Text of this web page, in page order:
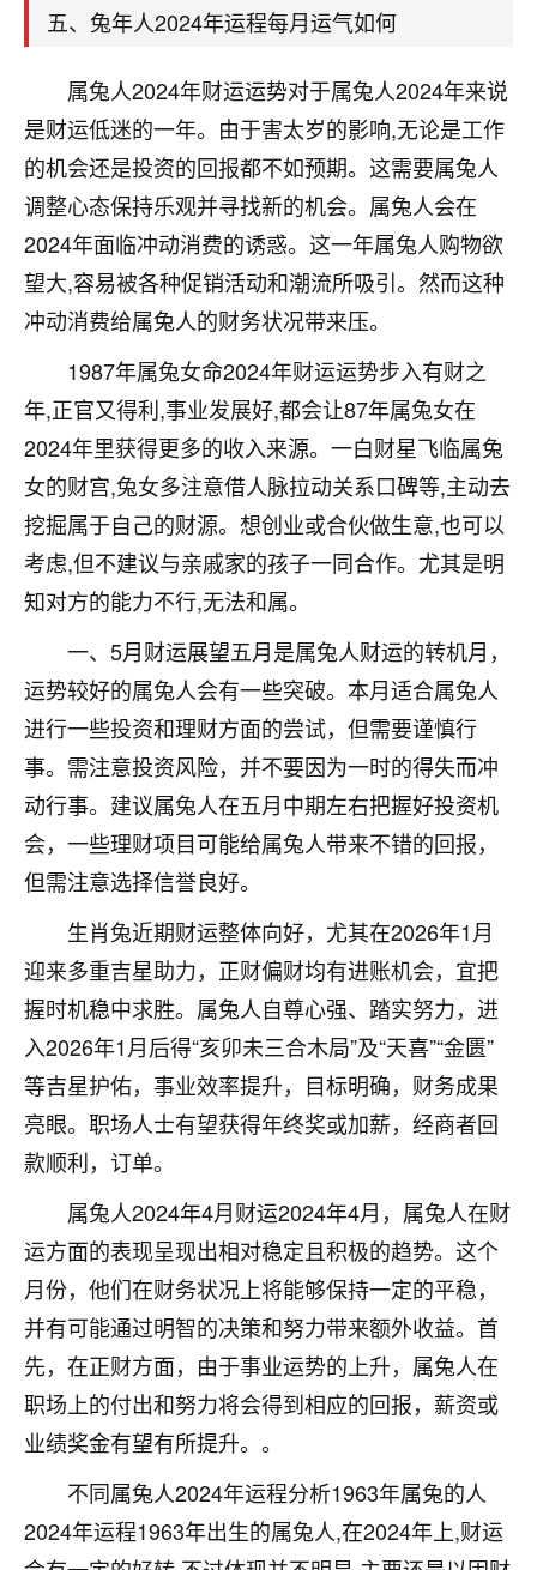
五、兔年人2024年运程每月运气如何
属兔人2024年财运运势对于属兔人2024年来说
是财运低迷的一年。由于害太岁的影响,无论是工作
的机会还是投资的回报都不如预期。这需要属兔人
调整心态保持乐观并寻找新的机会。属兔人会在
2024年面临冲动消费的诱惑。这一年属兔人购物欲
望大,容易被各种促销活动和潮流所吸引。然而这种
冲动消费给属兔人的财务状况带来压。
1987年属兔女命2024年财运运势步入有财之
年,正官又得利,事业发展好,都会让87年属兔女在
2024年里获得更多的收入来源。一白财星飞临属兔
女的财宫,兔女多注意借人脉拉动关系口碑等,主动去
挖掘属于自己的财源。想创业或合伙做生意,也可以
考虑,但不建议与亲戚家的孩子一同合作。尤其是明
知对方的能力不行,无法和属。
一、5月财运展望五月是属兔人财运的转机月，
运势较好的属兔人会有一些突破。本月适合属兔人
进行一些投资和理财方面的尝试，但需要谨慎行
事。需注意投资风险，并不要因为一时的得失而冲
动行事。建议属兔人在五月中期左右把握好投资机
会，一些理财项目可能给属兔人带来不错的回报，
但需注意选择信誉良好。
生肖兔近期财运整体向好，尤其在2026年1月
迎来多重吉星助力，正财偏财均有进账机会，宜把
握时机稳中求胜。属兔人自尊心强、踏实努力，进
入2026年1月后得“亥卯未三合木局”及“天喜”“金匮”
等吉星护佑，事业效率提升，目标明确，财务成果
亮眼。职场人士有望获得年终奖或加薪，经商者回
款顺利，订单。
属兔人2024年4月财运2024年4月，属兔人在财
运方面的表现呈现出相对稳定且积极的趋势。这个
月份，他们在财务状况上将能够保持一定的平稳，
并有可能通过明智的决策和努力带来额外收益。首
先，在正财方面，由于事业运势的上升，属兔人在
职场上的付出和努力将会得到相应的回报，薪资或
业绩奖金有望有所提升。。
不同属兔人2024年运程分析1963年属兔的人
2024年运程1963年出生的属兔人,在2024年上,财运
太岁还有一个发钱粮，本来年前的人事调整，拖到年
职第一个就是我，职务无所谓，主要是底薪加了
3000，非常开心，无论如何，感恩感谢！🙏🏻
鹿森：恭喜升职加薪！！，请客吗？�
12小时前 来自北京 32
心心相印
我身体不太好，总是病病殃殃的，去检查又没什么大
题，后来无意中看到有人推荐慧来老师，跟老师聊过
之后，心情豁然开朗，也听老师建议，处理了一些因
果问题。今年以来，身体比以前好多，主要是心情好
了，老师说境随心转，现在深有体会了。
鹿森：是的，其实跟老师聊过之后，最大的感
触，首先就是心态会变好，万般皆是命，半点
不由人！
1天前 来自四川
金白水清
我也想找老师看看，有没有人给个联系方式的啊？
鹿森：慧来老师微信：gjsy0624
1天前 来自江西 12
青春168
2天前 来自山西 15
Jessica李
老师做不做超度法事？我想给我奶奶做超度，她今年
刚去世了。
七零老顽童：我母亲前年离世，刚开始我经常
做梦梦见她，后来也是朋友介绍，找到慧来老
师，安排了超度法事，做梦再也没有梦到过
超度，现在看来，人不信也不行。
2天前 来自云南 11
优秀的张同学
老师收徒吗？？我对这些很感兴趣
2天前 来自山西 15